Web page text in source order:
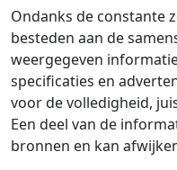
Ondanks de constante
besteden aan de
weergegeven
specificaties en
voor de volledigheid,
Een deel van de
bronnen en kan